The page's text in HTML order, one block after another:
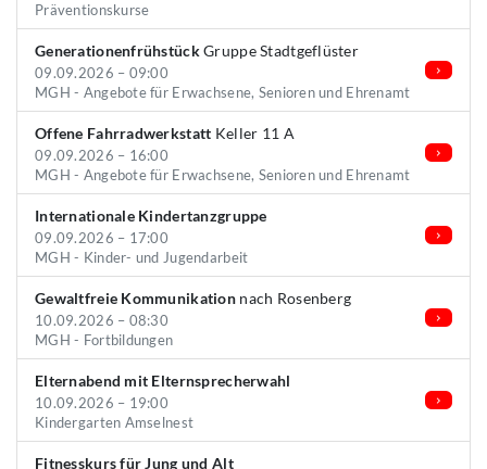
Präventionskurse
GenerationenfrühstückGruppe Stadtgeflüster
09.09.2026 – 09:00
MGH - Angebote für Erwachsene, Senioren und Ehrenamt
Offene Fahrradwerkstatt Keller 11 A
09.09.2026 – 16:00
MGH - Angebote für Erwachsene, Senioren und Ehrenamt
Internationale Kindertanzgruppe
09.09.2026 – 17:00
MGH - Kinder- und Jugendarbeit
Gewaltfreie Kommunikation nach Rosenberg
10.09.2026 – 08:30
MGH - Fortbildungen
Elternabend mit Elternsprecherwahl
10.09.2026 – 19:00
Kindergarten Amselnest
Fitnesskurs für Jung und Alt